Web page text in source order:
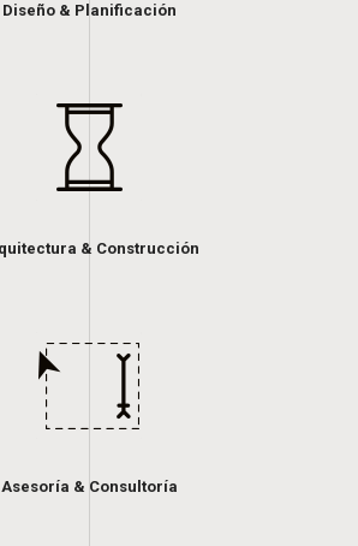
Diseño & Planificación
& Construcción
Asesoría & Consultoría